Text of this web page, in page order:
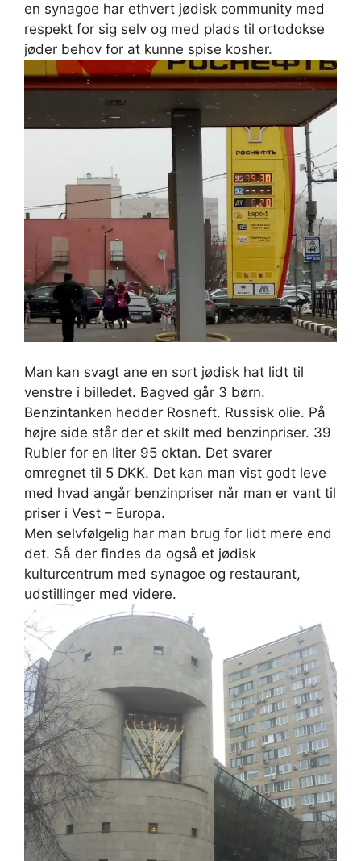
en synagoe har ethvert jødisk community med
respekt for sig selv og med plads til ortodokse
jøder behov for at kunne spise kosher.
Man kan svagt ane en sort jødisk hat lidt til
venstre i billedet. Bagved går 3 børn.
Benzintanken hedder Rosneft. Russisk olie. På
højre side står der et skilt med benzinpriser. 39
Rubler for en liter 95 oktan. Det svarer
omregnet til 5 DKK. Det kan man vist godt leve
med hvad angår benzinpriser når man er vant til
priser i Vest – Europa.
Men selvfølgelig har man brug for lidt mere end
det. Så der findes da også et jødisk
kulturcentrum med synagoe og restaurant,
udstillinger med videre.